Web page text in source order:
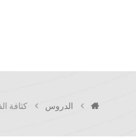
الدروس كثافة